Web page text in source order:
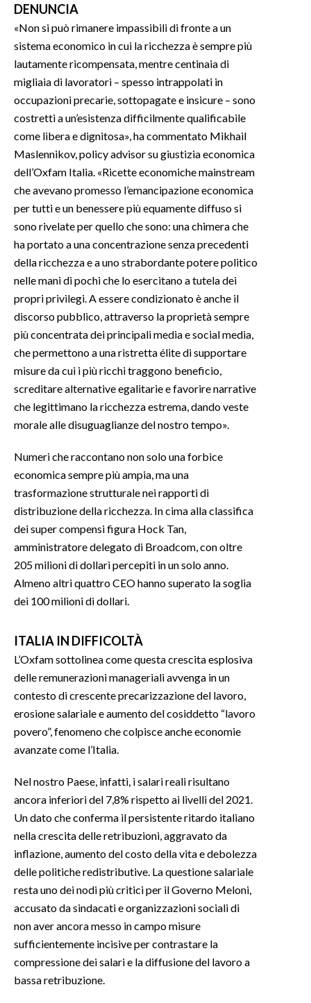
DENUNCIA
«Non si può rimanere impassibili di fronte a un
sistema economico in cui la ricchezza è sempre più
lautamente ricompensata, mentre centinaia di
migliaia di lavoratori – spesso intrappolati in
occupazioni precarie, sottopagate e insicure – sono
costretti a un’esistenza difficilmente qualificabile
come libera e dignitosa», ha commentato Mikhail
Maslennikov, policy advisor su giustizia economica
dell’Oxfam Italia. «Ricette economiche mainstream
che avevano promesso l’emancipazione economica
per tutti e un benessere più equamente diffuso si
sono rivelate per quello che sono: una chimera che
ha portato a una concentrazione senza precedenti
della ricchezza e a uno strabordante potere politico
nelle mani di pochi che lo esercitano a tutela dei
propri privilegi. A essere condizionato è anche il
discorso pubblico, attraverso la proprietà sempre
più concentrata dei principali media e social media,
che permettono a una ristretta élite di supportare
misure da cui i più ricchi traggono beneficio,
screditare alternative egalitarie e favorire narrative
che legittimano la ricchezza estrema, dando veste
morale alle disuguaglianze del nostro tempo».
Numeri che raccontano non solo una forbice
economica sempre più ampia, ma una
trasformazione strutturale nei rapporti di
distribuzione della ricchezza. In cima alla classifica
dei super compensi figura Hock Tan,
amministratore delegato di Broadcom, con oltre
205 milioni di dollari percepiti in un solo anno.
Almeno altri quattro CEO hanno superato la soglia
dei 100 milioni di dollari.
ITALIA IN DIFFICOLTÀ
L’Oxfam sottolinea come questa crescita esplosiva
delle remunerazioni manageriali avvenga in un
contesto di crescente precarizzazione del lavoro,
erosione salariale e aumento del cosiddetto “lavoro
povero”, fenomeno che colpisce anche economie
avanzate come l’Italia.
Nel nostro Paese, infatti, i salari reali risultano
ancora inferiori del 7,8% rispetto ai livelli del 2021.
Un dato che conferma il persistente ritardo italiano
nella crescita delle retribuzioni, aggravato da
inflazione, aumento del costo della vita e debolezza
delle politiche redistributive. La questione salariale
resta uno dei nodi più critici per il Governo Meloni,
accusato da sindacati e organizzazioni sociali di
non aver ancora messo in campo misure
sufficientemente incisive per contrastare la
compressione dei salari e la diffusione del lavoro a
bassa retribuzione.